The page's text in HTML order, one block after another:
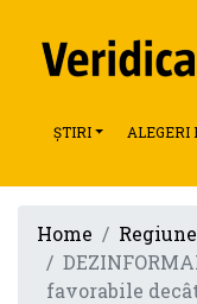
ȘTIRI ALEGERI
Home
favorabile